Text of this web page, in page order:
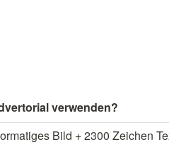
verwenden?
Bild + 2300 Zeichen